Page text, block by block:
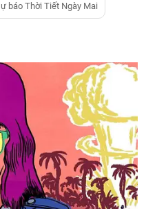
báo Thời Tiết Ngày Mai